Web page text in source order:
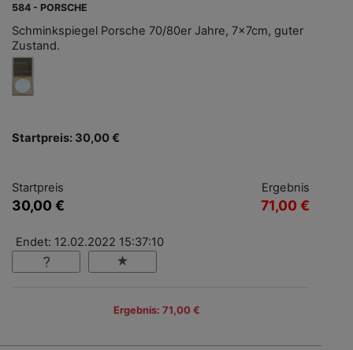
584 - PORSCHE
Schminkspiegel Porsche 70/80er Jahre, 7x7cm, guter
Zustand.
Startpreis: 30,00 €
Startpreis
30,00 €
Ergebnis
71,00 €
Endet: 12.02.2022 15:37:10
Ergebnis: 71,00 €